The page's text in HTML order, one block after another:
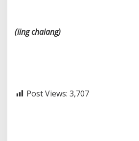
(iingchaiang)
Post Views: 3,707